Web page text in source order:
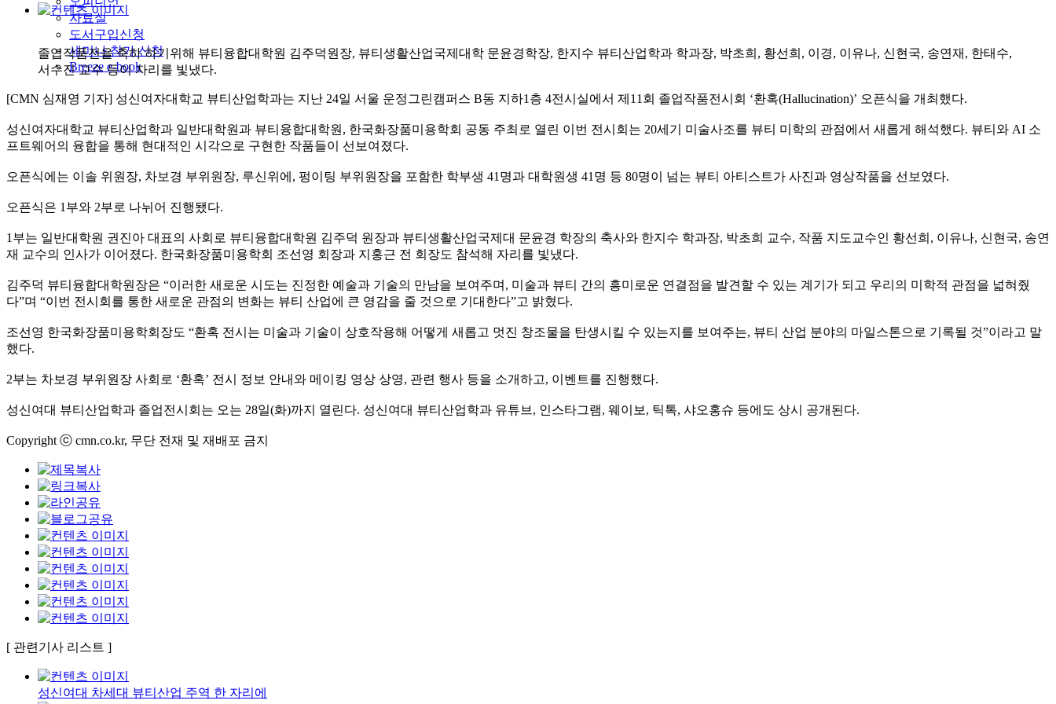
자료실
도서구입신청
세미나 참가 신청
Breeze e-book
졸업작품전을 축하 하기위해 뷰티융합대학원 김주덕원장, 뷰티생활산업국제대학 문윤경학장, 한지수 뷰티산업학과 학과장, 박초희, 황선희, 이경, 이유나, 신현국, 송연재, 한태수,
서수진 교수 등이 자리를 빛냈다.
[CMN 심재영 기자] 성신여자대학교 뷰티산업학과는 지난 24일 서울 운정그린캠퍼스 B동 지하1층 4전시실에서 제11회 졸업작품전시회 ‘환혹(Hallucination)’ 오픈식을 개최했다.
성신여자대학교 뷰티산업학과 일반대학원과 뷰티융합대학원, 한국화장품미용학회 공동 주최로 열린 이번 전시회는 20세기 미술사조를 뷰티 미학의 관점에서 새롭게 해석했다. 뷰티와 AI 소
프트웨어의 융합을 통해 현대적인 시각으로 구현한 작품들이 선보여졌다.
오픈식에는 이솔 위원장, 차보경 부위원장, 루신위에, 펑이팅 부위원장을 포함한 학부생 41명과 대학원생 41명 등 80명이 넘는 뷰티 아티스트가 사진과 영상작품을 선보였다.
오픈식은 1부와 2부로 나뉘어 진행됐다.
1부는 일반대학원 권진아 대표의 사회로 뷰티융합대학원 김주덕 원장과 뷰티생활산업국제대 문윤경 학장의 축사와 한지수 학과장, 박초희 교수, 작품 지도교수인 황선희, 이유나, 신현국, 송연
재 교수의 인사가 이어졌다. 한국화장품미용학회 조선영 회장과 지홍근 전 회장도 참석해 자리를 빛냈다.
김주덕 뷰티융합대학원장은 “이러한 새로운 시도는 진정한 예술과 기술의 만남을 보여주며, 미술과 뷰티 간의 흥미로운 연결점을 발견할 수 있는 계기가 되고 우리의 미학적 관점을 넓혀줬
다”며 “이번 전시회를 통한 새로운 관점의 변화는 뷰티 산업에 큰 영감을 줄 것으로 기대한다”고 밝혔다.
조선영 한국화장품미용학회장도 “환혹 전시는 미술과 기술이 상호작용해 어떻게 새롭고 멋진 창조물을 탄생시킬 수 있는지를 보여주는, 뷰티 산업 분야의 마일스톤으로 기록될 것”이라고 말
했다.
2부는 차보경 부위원장 사회로 ‘환혹’ 전시 정보 안내와 메이킹 영상 상영, 관련 행사 등을 소개하고, 이벤트를 진행했다.
성신여대 뷰티산업학과 졸업전시회는 오는 28일(화)까지 열린다. 성신여대 뷰티산업학과 유튜브, 인스타그램, 웨이보, 틱톡, 샤오홍슈 등에도 상시 공개된다.
Copyright ⓒ cmn.co.kr, 무단 전재 및 재배포 금지
[ 관련기사 리스트 ]
성신여대 차세대 뷰티산업 주역 한 자리에